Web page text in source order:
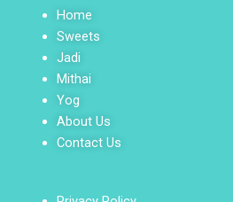
Home
Sweets
Jadi
Mithai
Yog
About Us
Contact Us